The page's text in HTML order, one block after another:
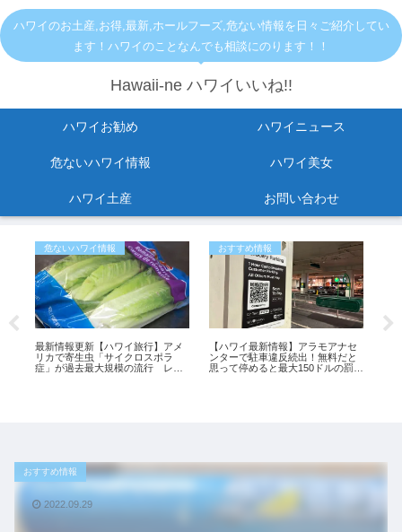
ハワイのお土産,お得,最新,ホールフーズ,危ない情報を日々ご紹介してい
ます！ハワイのことなんでも相談にのります！！
Hawaii-ne ハワイいいね!!
ハワイお勧め ハワイニュース
危ないハワイ情報 ハワイ美女
ハワイ土産 お問い合わせ
危ないハワイ情報
最新情報更新【ハワイ旅行】アメ
リカで寄生虫「サイクロスポラ
症」が過去最大規模の流行 レタ
おすすめ情報
【ハワイ最新情報】アラモアナセ
ンターで駐車違反続出！無料だと
思って停めると最大150ドルの罰金
おすすめ情報
2022.09.29